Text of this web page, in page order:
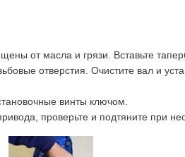
от масла и грязи. Вставьте
отверстия. Очистите вал и
винты ключом.
проверьте и подтяните при